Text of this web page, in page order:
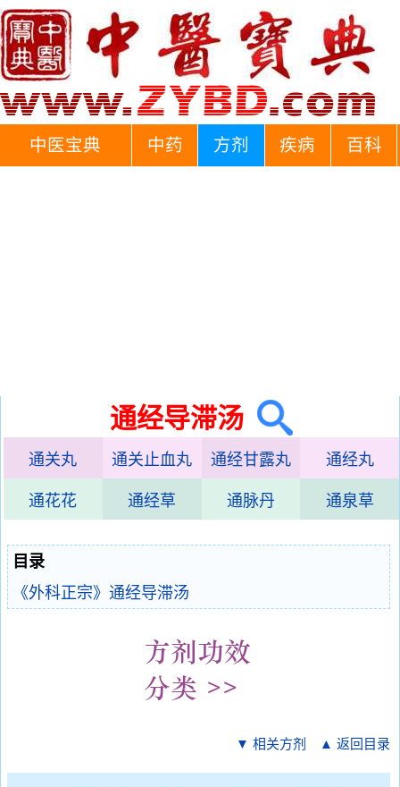
中医宝典 中药 方剂 疾病 百科
通经导滞汤
通关丸 通关止血丸 通经甘露丸 通经丸
通花花 通经草 通脉丹 通泉草
目录
《外科正宗》通经导滞汤
▼ 相关方剂 ▲ 返回目录